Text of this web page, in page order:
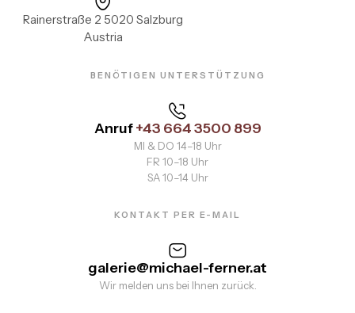
Rainerstraße 2 5020 Salzburg
Austria
BENÖTIGEN UNTERSTÜTZUNG
Anruf+43 664 3500 899
MI & DO 14–18 Uhr
FR 10–18 Uhr
SA 10–14 Uhr
KONTAKT PER E-MAIL
galerie@michael-ferner.at
Wir melden uns bei Ihnen zurück.